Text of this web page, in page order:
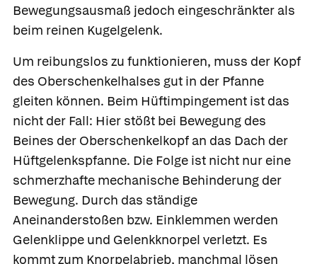
Bewegungsausmaß jedoch eingeschränkter als
beim reinen Kugelgelenk.
Um reibungslos zu funktionieren, muss der Kopf
des Oberschenkelhalses gut in der Pfanne
gleiten können. Beim Hüftimpingement ist das
nicht der Fall: Hier stößt bei Bewegung des
Beines der Oberschenkelkopf an das Dach der
Hüftgelenkspfanne. Die Folge ist nicht nur eine
schmerzhafte mechanische Behinderung der
Bewegung. Durch das ständige
Aneinanderstoßen bzw. Einklemmen werden
Gelenklippe und Gelenkknorpel verletzt. Es
kommt zum Knorpelabrieb, manchmal lösen